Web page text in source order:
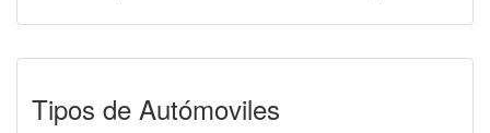
Tipos de Autómoviles